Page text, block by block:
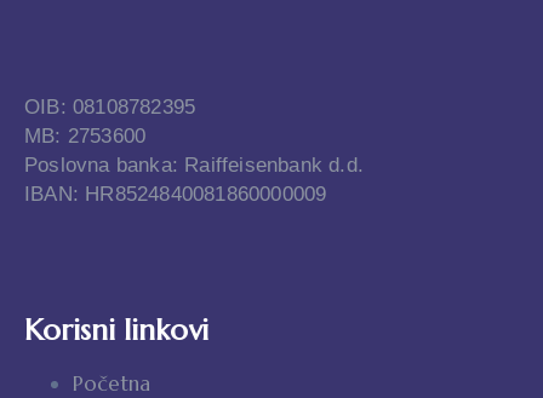
OIB: 08108782395
MB: 2753600
Poslovna banka: Raiffeisenbank d.d.
IBAN: HR8524840081860000009
Korisni linkovi
Početna